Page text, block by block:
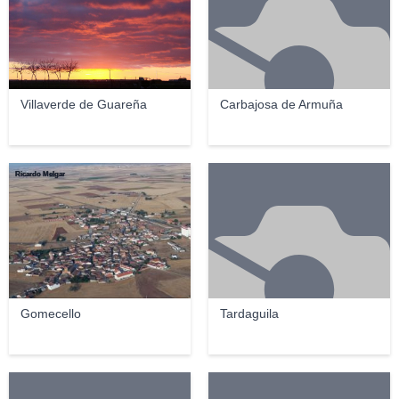
Villaverde de Guareña Carbajosa de Armuña
Gomecello
Ricardo Melgar
Tardaguila